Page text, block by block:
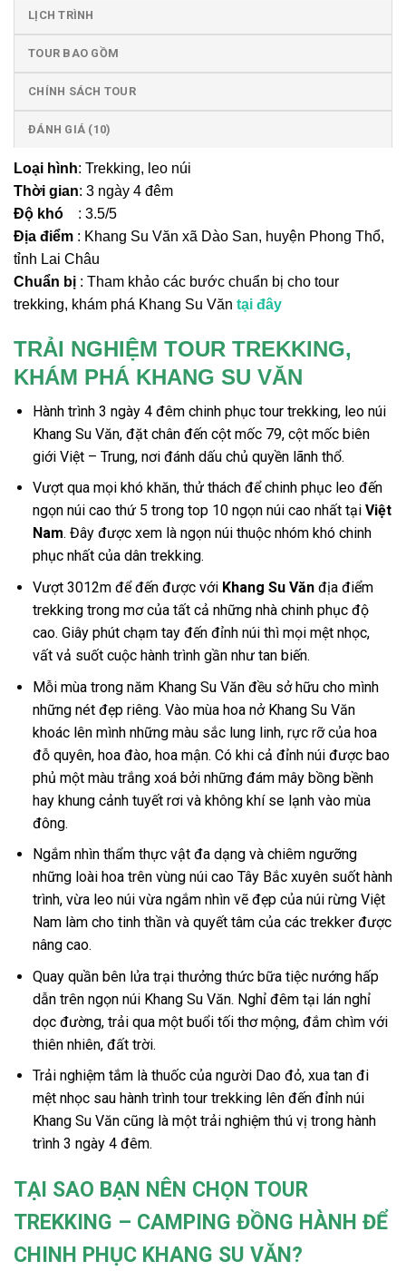
LỊCH TRÌNH
TOUR BAO GỒM
CHÍNH SÁCH TOUR
ĐÁNH GIÁ (10)
Loại hình: Trekking, leo núi
Thời gian: 3 ngày 4 đêm
Độ khó : 3.5/5
Địa điểm : Khang Su Văn xã Dào San, huyện Phong Thổ,
tỉnh Lai Châu
Chuẩn bị : Tham khảo các bước chuẩn bị cho tour
trekking, khám phá Khang Su Văn tại đây
TRẢI NGHIỆM TOUR TREKKING,
KHÁM PHÁ KHANG SU VĂN
Hành trình 3 ngày 4 đêm chinh phục tour trekking, leo núi
Khang Su Văn, đặt chân đến cột mốc 79, cột mốc biên
giới Việt – Trung, nơi đánh dấu chủ quyền lãnh thổ.
Vượt qua mọi khó khăn, thử thách để chinh phục leo đến
ngọn núi cao thứ 5 trong top 10 ngọn núi cao nhất tạiViệt
Nam. Đây được xem là ngọn núi thuộc nhóm khó chinh
phục nhất của dân trekking.
Vượt 3012m để đến được với Khang Su Vănđịa điểm
trekking trong mơ của tất cả những nhà chinh phục độ
cao. Giây phút chạm tay đến đỉnh núi thì mọi mệt nhọc,
vất vả suốt cuộc hành trình gần như tan biến.
Mỗi mùa trong năm Khang Su Văn đều sở hữu cho mình
những nét đẹp riêng. Vào mùa hoa nở Khang Su Văn
khoác lên mình những màu sắc lung linh, rực rỡ của hoa
đỗ quyên, hoa đào, hoa mận. Có khi cả đỉnh núi được bao
phủ một màu trắng xoá bởi những đám mây bồng bềnh
hay khung cảnh tuyết rơi và không khí se lạnh vào mùa
đông.
Ngắm nhìn thẩm thực vật đa dạng và chiêm ngưỡng
những loài hoa trên vùng núi cao Tây Bắc xuyên suốt hành
trình, vừa leo núi vừa ngắm nhìn vẽ đẹp của núi rừng Việt
Nam làm cho tinh thần và quyết tâm của các trekker được
nâng cao.
Quay quần bên lửa trại thưởng thức bữa tiệc nướng hấp
dẫn trên ngọn núi Khang Su Văn. Nghỉ đêm tại lán nghỉ
dọc đường, trải qua một buổi tối thơ mộng, đắm chìm với
thiên nhiên, đất trời.
Trải nghiệm tắm là thuốc của người Dao đỏ, xua tan đi
mệt nhọc sau hành trình tour trekking lên đến đỉnh núi
Khang Su Văn cũng là một trải nghiệm thú vị trong hành
trình 3 ngày 4 đêm.
TẠI SAO BẠN NÊN CHỌN TOUR
TREKKING – CAMPING ĐỒNG HÀNH ĐỂ
CHINH PHỤC KHANG SU VĂN?